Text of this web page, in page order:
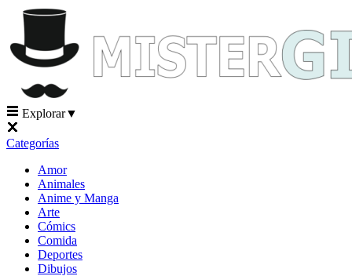
Explorar▼
Categorías
Amor
Animales
Anime y Manga
Arte
Cómics
Comida
Deportes
Dibujos